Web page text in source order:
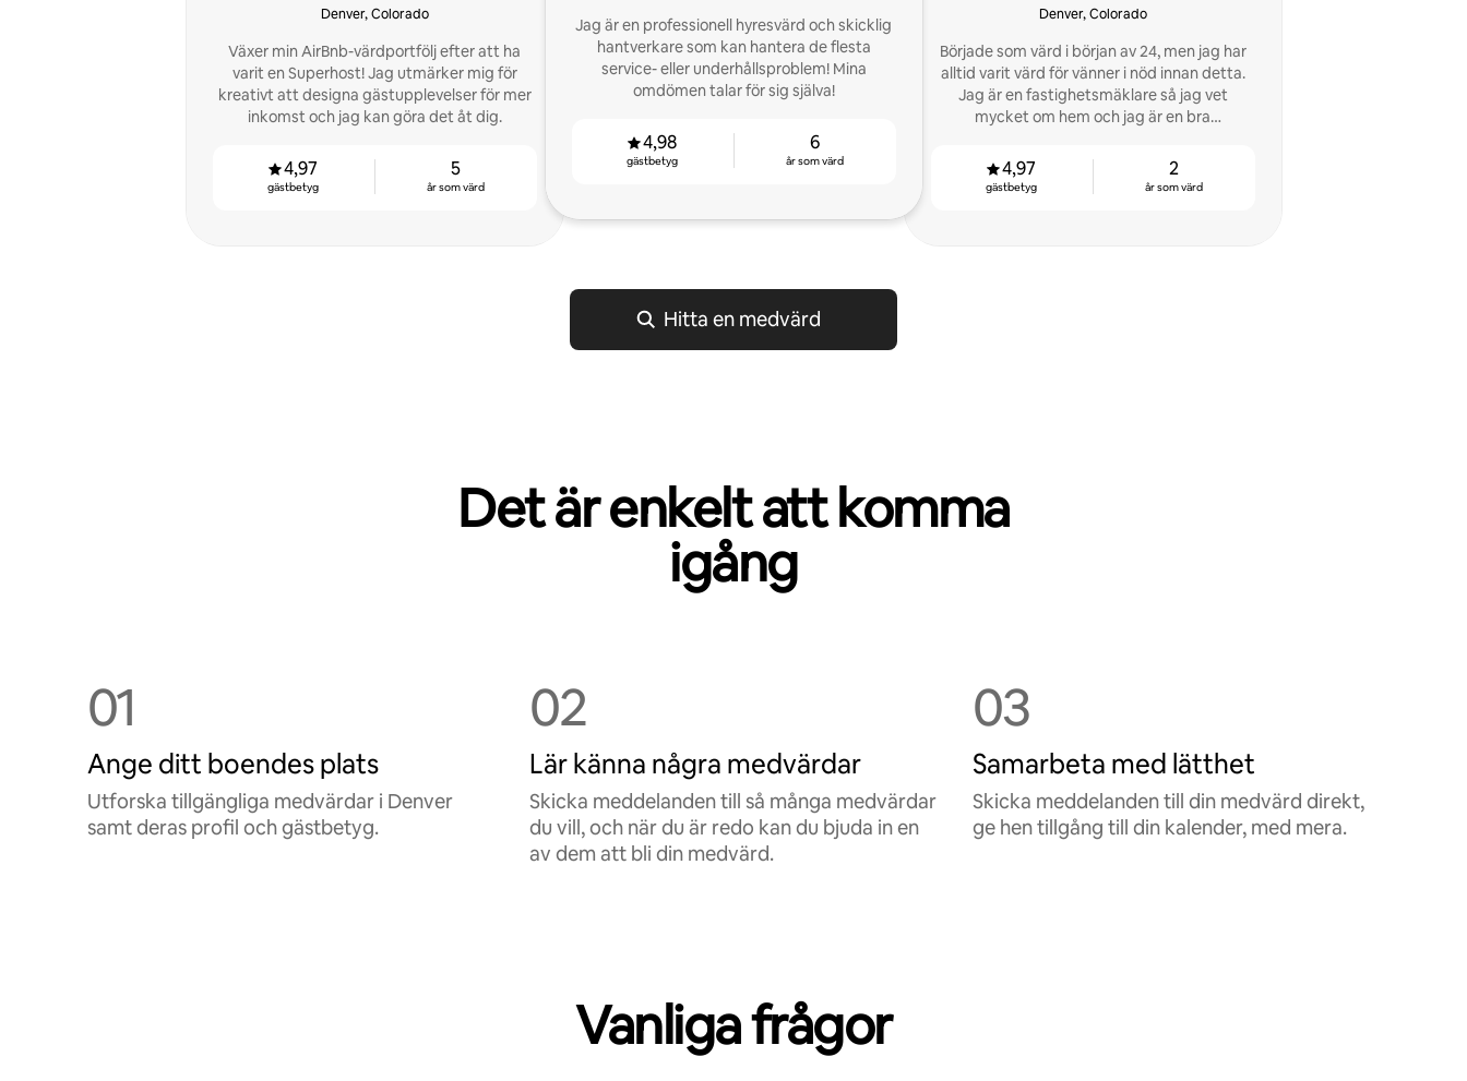
Denver, Colorado
Växer min AirBnb-värdportfölj efter att ha
varit en Superhost! Jag utmärker mig för
kreativt att designa gästupplevelser för mer
inkomst och jag kan göra det åt dig.
4,97
gästbetyg
5
år som värd
Jag är en professionell hyresvärd och skicklig
hantverkare som kan hantera de flesta
service- eller underhållsproblem! Mina
omdömen talar för sig själva!
4,98
gästbetyg
6
år som värd
Denver, Colorado
Började som värd i början av 24, men jag har
alltid varit värd för vänner i nöd innan detta.
Jag är en fastighetsmäklare så jag vet
mycket om hem och jag är en bra
4,97
gästbetyg
2
år som värd
Hitta en medvärd
Det är enkelt att komma
igång
01
Ange ditt boendes plats
Utforska tillgängliga medvärdar i Denver
samt deras profil och gästbetyg.
02
Lär känna några medvärdar
Skicka meddelanden till så många medvärdar
du vill, och när du är redo kan du bjuda in en
av dem att bli din medvärd.
03
Samarbeta med lätthet
Skicka meddelanden till din medvärd direkt,
ge hen tillgång till din kalender, med mera.
Vanliga frågor